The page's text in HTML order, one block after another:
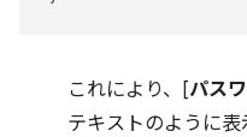
これにより、[パス
テキストのように